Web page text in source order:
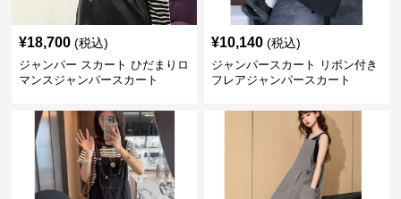
¥18,700 (税込)
ジャンパー スカート ひだまりロ
マンスジャンパースカート
¥10,140 (税込)
ジャンパースカート リボン付き
フレアジャンパースカート